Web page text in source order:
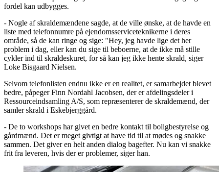
fordel kan udbygges.
- Nogle af skraldemændene sagde, at de ville ønske, at de havde en
liste med telefonnumre på ejendomsserviceteknikerne i deres
område, så de kan ringe og sige: "Hey, jeg havde lige det her
problem i dag, eller kan du sige til beboerne, at de ikke må stille
cykler ind til skraldeskuret, for så kan jeg ikke hente skrald, siger
Loke Bisgaard Nielsen.
Selvom telefonlisten endnu ikke er en realitet, er samarbejdet blevet
bedre, påpeger Finn Nordahl Jacobsen, der er afdelingsdeler i
Ressourceindsamling A/S, som repræsenterer de skraldemænd, der
samler skrald i Eskebjerggård.
- De to workshops har givet en bedre kontakt til boligbestyrelse og
gårdmænd. Det er meget givtigt at have tid til at mødes og snakke
sammen. Det giver en helt anden dialog bagefter. Nu kan vi snakke
frit fra leveren, hvis der er problemer, siger han.